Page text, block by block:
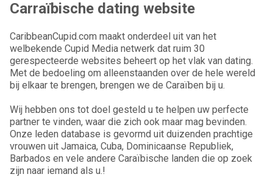
Carraïbische dating website
CaribbeanCupid.com maakt onderdeel uit van het
welbekende Cupid Media netwerk dat ruim 30
gerespecteerde websites beheert op het vlak van dating.
Met de bedoeling om alleenstaanden over de hele wereld
bij elkaar te brengen, brengen we de Caraïben bij u.
Wij hebben ons tot doel gesteld u te helpen uw perfecte
partner te vinden, waar die zich ook maar mag bevinden.
Onze leden database is gevormd uit duizenden prachtige
vrouwen uit Jamaica, Cuba, Dominicaanse Republiek,
Barbados en vele andere Caraïbische landen die op zoek
zijn naar iemand als u.!